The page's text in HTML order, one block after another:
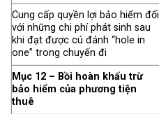
Cung cấp quyền lợi bảo hiểm đối
với những chi phí phát sinh sau
khi đạt được cú đánh “hole in
one” trong chuyến đi
Mục 12 – Bồi hoàn khấu trừ
bảo hiểm của phương tiện
thuê